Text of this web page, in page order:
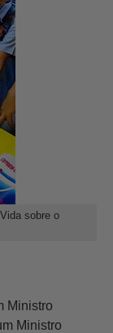
sobre o
Ministro
Ministro